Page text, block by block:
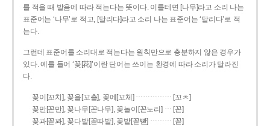
를 적을 때 발음에 따라 적는다는 뜻이다. 이를테면 [나무]라고 소리 나는
표준어는 ‘나무’로 적고, [달리다]라고 소리 나는 표준어는 ‘달리다’로 적
는다.
그런데 표준어를 소리대로 적는다는 원칙만으로 충분하지 않은 경우가
있다. 예를 들어 ‘꽃[花]’이란 단어는 쓰이는 환경에 따라 소리가 달라진
다.
꽃이[꼬치], 꽃을[꼬츨], 꽃에[꼬체] …………… [꼬ㅊ]
꽃만[꼰만], 꽃나무[꼰나무], 꽃놀이[꼰노리] … [꼰]
꽃과[꼳꽈], 꽃다발[꼳따발], 꽃밭[꼳빧] ……… [꼳]